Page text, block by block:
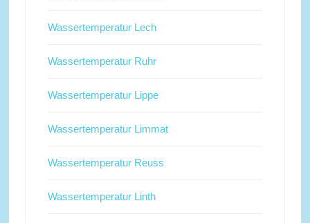
Wassertemperatur Lech
Wassertemperatur Ruhr
Wassertemperatur Lippe
Wassertemperatur Limmat
Wassertemperatur Reuss
Wassertemperatur Linth